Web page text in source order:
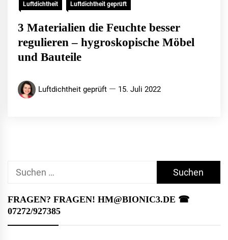
Luftdichtheit Luftdichtheit geprüft
3 Materialien die Feuchte besser
regulieren – hygroskopische Möbel
und Bauteile
Luftdichtheit geprüft 15. Juli 2022
Suchen
FRAGEN? FRAGEN! HM@BIONIC3.DE ☎︎
07272/927385